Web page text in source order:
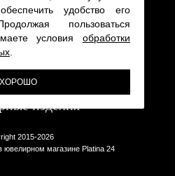
2015-2026
магазине Platina 24
удобство его
пользоваться
условия обработки
ХОРОШО